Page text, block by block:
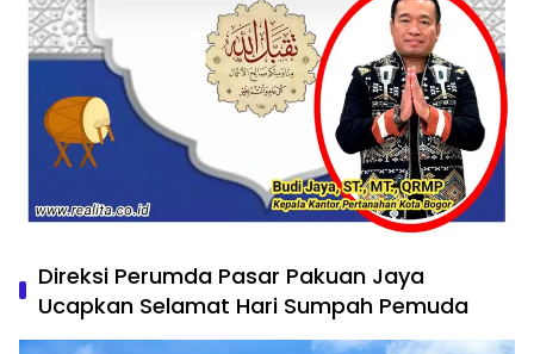
Direksi Perumda Pasar Pakuan Jaya
Ucapkan Selamat Hari Sumpah Pemuda